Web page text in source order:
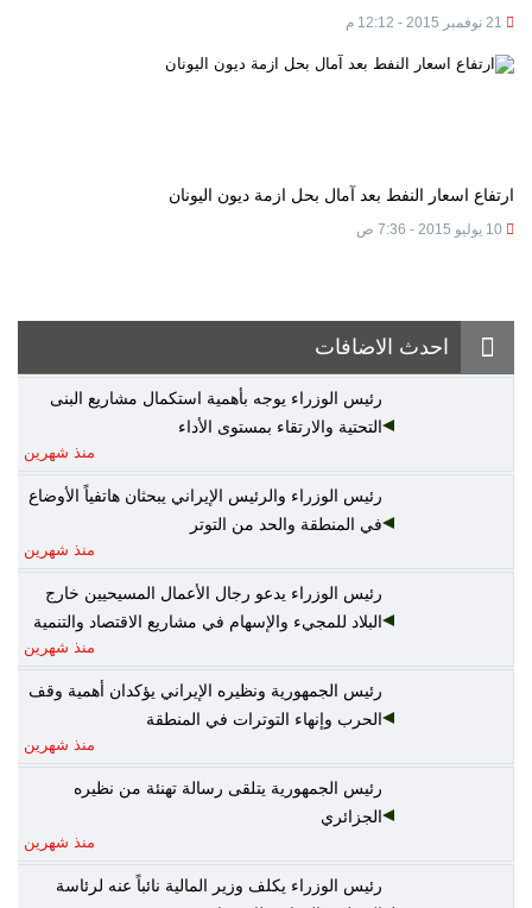
ارتفاع اسعار النفط بعد آمال بحل ازمة ديون اليونان
احدث الاضافات
رئيس الوزراء يوجه بأهمية استكمال مشاريع البنى
التحتية والارتقاء بمستوى الأداء
منذ شهرين
رئيس الوزراء والرئيس الإيراني يبحثان هاتفياً الأوضاع
في المنطقة والحد من التوتر
منذ شهرين
رئيس الوزراء يدعو رجال الأعمال المسيحيين خارج
البلاد للمجيء والإسهام في مشاريع الاقتصاد والتنمية
منذ شهرين
رئيس الجمهورية ونظيره الإيراني يؤكدان أهمية وقف
الحرب وإنهاء التوترات في المنطقة
منذ شهرين
رئيس الجمهورية يتلقى رسالة تهنئة من نظيره
الجزائري
منذ شهرين
رئيس الوزراء يكلف وزير المالية نائباً عنه لرئاسة